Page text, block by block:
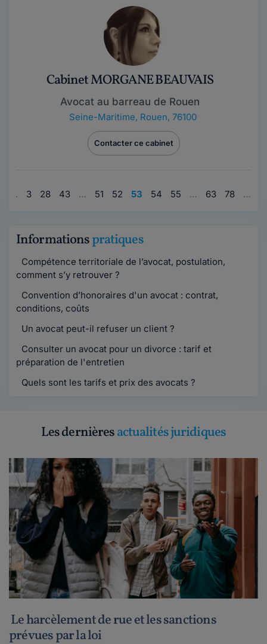
Cabinet MORGANE BEAUVAIS
Avocat au barreau de Rouen
Seine-Maritime, Rouen, 76100
Contacter ce cabinet
… 3 28 43 … 51 52 53 54 55 … 63 78 …
Informationspratiques
Compétence territoriale de l’avocat, postulation,
comment s’y retrouver ?
Convention d’honoraires d'un avocat : contrat,
conditions, coûts
Un avocat peut-il refuser un client ?
Consulter un avocat pour un divorce : tarif et
préparation de l'entretien
Quels sont les tarifs et prix des avocats ?
Les dernièresactualités juridiques
Le harcèlement de rue et les sanctions
prévues par la loi